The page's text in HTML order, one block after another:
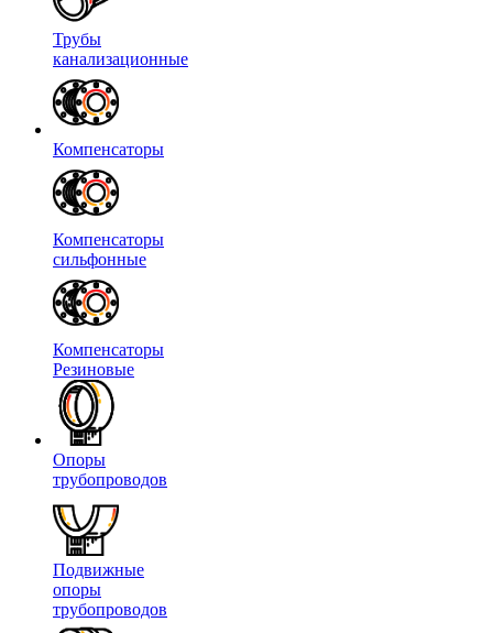
Трубы
канализационные
Компенсаторы
Компенсаторы
сильфонные
Компенсаторы
Резиновые
Опоры
трубопроводов
Подвижные
опоры
трубопроводов